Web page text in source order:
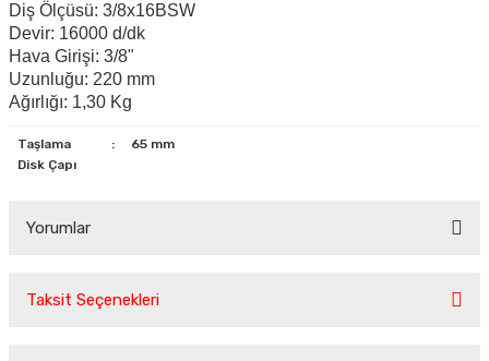
Diş Ölçüsü: 3/8x16BSW
Devir: 16000 d/dk
Hava Girişi: 3/8"
Uzunluğu: 220 mm
Ağırlığı: 1,30 Kg
Taşlama
Disk Çapı
: 65 mm
Yorumlar
Taksit Seçenekleri